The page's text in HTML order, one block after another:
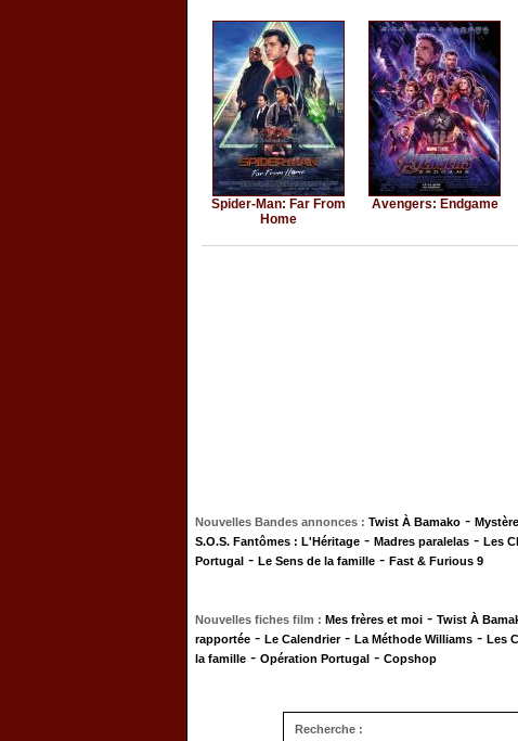
Spider-Man: Far From
Home
Avengers: Endgame
Nouvelles Bandes annonces : Twist À Bamako -
S.O.S. Fantômes : L'Héritage - Madres paralelas - Les
Portugal - Le Sens de la famille - Fast & Furious 9
Nouvelles fiches film : Mes frères et moi - Twist À
rapportée - Le Calendrier- La Méthode Williams - Les
la famille - Opération Portugal - Copshop
Recherche :